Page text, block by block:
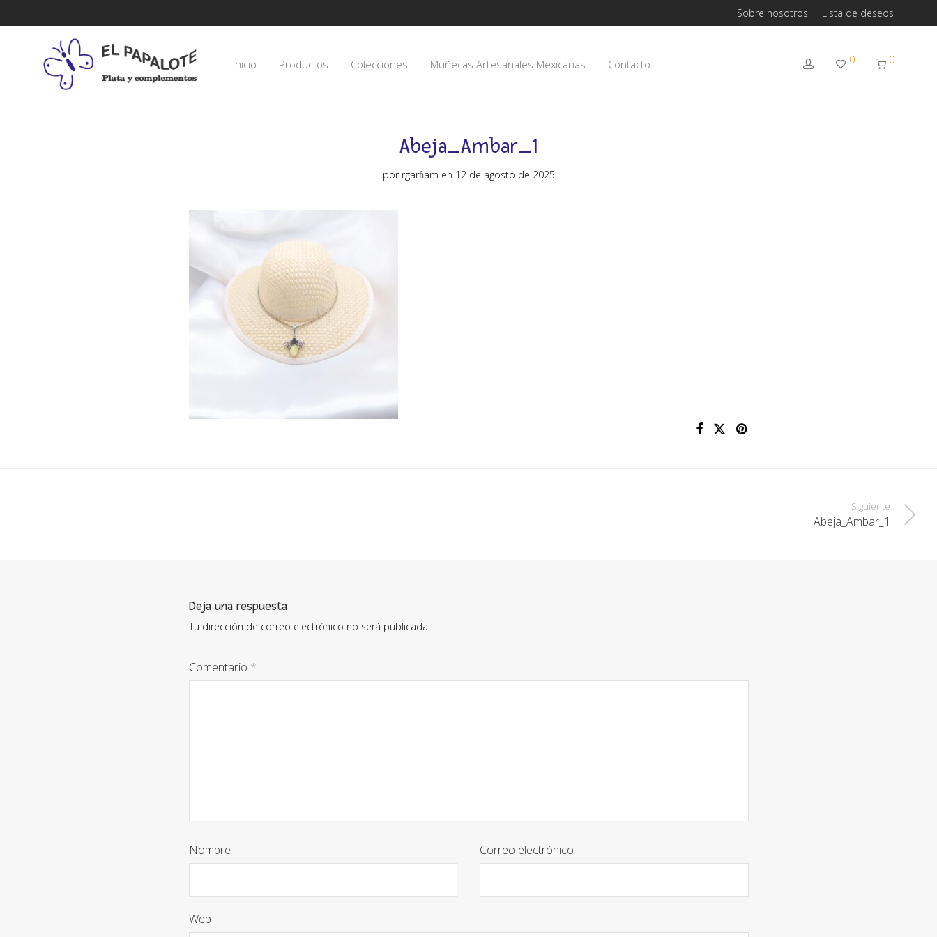
Sobre nosotros Lista de deseos
Inicio Productos Colecciones Muñecas Artesanales Mexicanas Contacto 0 0
Abeja_Ambar_1
por rgarfiam en 12 de agosto de 2025
Siguiente
Abeja_Ambar_1
Deja una respuesta
Tu dirección de correo electrónico no será publicada.
Comentario *
Nombre Correo electrónico
Web